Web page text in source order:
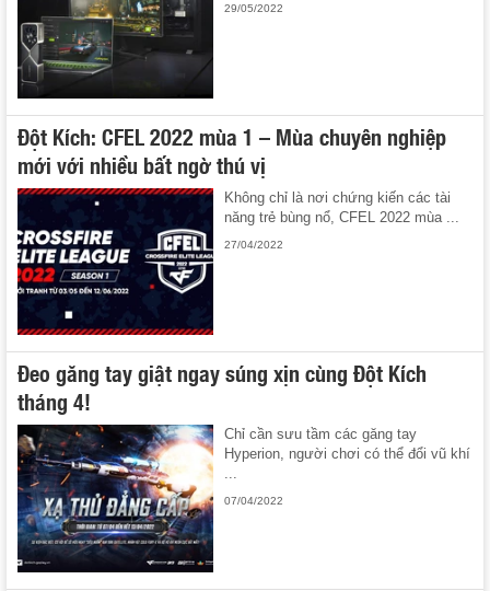
29/05/2022
Đột Kích: CFEL 2022 mùa 1 – Mùa chuyên nghiệp
mới với nhiều bất ngờ thú vị
Không chỉ là nơi chứng kiến các tài
năng trẻ bùng nổ, CFEL 2022 mùa ...
27/04/2022
Đeo găng tay giật ngay súng xịn cùng Đột Kích
tháng 4!
Chỉ cần sưu tầm các găng tay
Hyperion, người chơi có thể đổi vũ khí
...
07/04/2022